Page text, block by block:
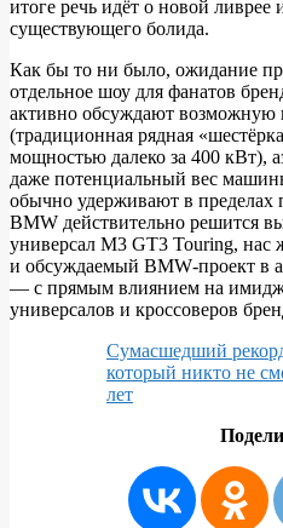
итоге речь идёт о новой
существующего болида.
Как бы то ни было, ожидание
отдельное шоу для фанатов
активно обсуждают возможную
(традиционная рядная
мощностью далеко за 400 кВт),
даже потенциальный вес
обычно удерживают в пределах
BMW действительно решится
универсал M3 GT3 Touring,
и обсуждаемый BMW‑проект в
— с прямым влиянием на имидж
универсалов и кроссоверов
Сумасшедший
который никто не
лет